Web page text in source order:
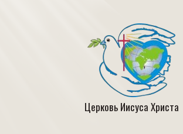
Церковь Иисуса Христа